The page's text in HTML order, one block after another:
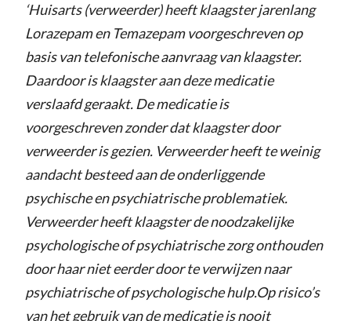
‘Huisarts (verweerder) heeft klaagster jarenlang
Lorazepam en Temazepam voorgeschreven op
basis van telefonische aanvraag van klaagster.
Daardoor is klaagster aan deze medicatie
verslaafd geraakt. De medicatie is
voorgeschreven zonder dat klaagster door
verweerder is gezien. Verweerder heeft te weinig
aandacht besteed aan de onderliggende
psychische en psychiatrische problematiek.
Verweerder heeft klaagster de noodzakelijke
psychologische of psychiatrische zorg onthouden
door haar niet eerder door te verwijzen naar
psychiatrische of psychologische hulp.Op risico’s
van het gebruik van de medicatie is nooit